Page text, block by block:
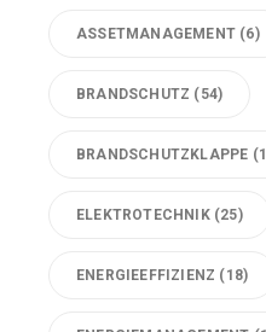
ASSETMANAGEMENT (6)
BRANDSCHUTZ (54)
BRANDSCHUTZKLAPPE
ELEKTROTECHNIK(25)
ENERGIEEFFIZIENZ (18)